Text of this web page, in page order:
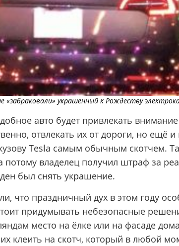
«забраковали» украшенный к Рождеству
авто будет привлекать
отвлекать их от дороги, но ещё и
Tesla самым обычным скотчем.
владелец получил штраф за
был снять украшение.
что праздничный дух в этом году
придумывать небезопасные
место на ёлке или на фасаде
их клеить на скотч, который в любой